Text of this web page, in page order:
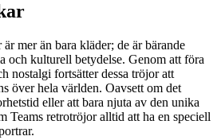
mer än bara kläder; de är bärande
och kulturell betydelse. Genom att föra
nostalgi fortsätter dessa tröjor att
över hela världen. Oavsett om det
eller att bara njuta av den unika
Teams retrotröjor alltid att ha en speciell